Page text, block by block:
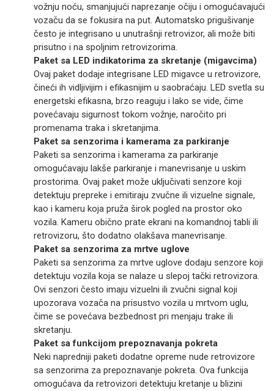
vožnju noću, smanjujući naprezanje očiju i omogućavajući
vozaču da se fokusira na put. Automatsko prigušivanje
često je integrisano u unutrašnji retrovizor, ali može biti
prisutno i na spoljnim retrovizorima.
Paket sa LED indikatorima za skretanje (migavcima)
Ovaj paket dodaje integrisane LED migavce u retrovizore,
čineći ih vidljivijim i efikasnijim u saobraćaju. LED svetla su
energetski efikasna, brzo reaguju i lako se vide, čime
povećavaju sigurnost tokom vožnje, naročito pri
promenama traka i skretanjima.
Paket sa senzorima i kamerama za parkiranje
Paketi sa senzorima i kamerama za parkiranje
omogućavaju lakše parkiranje i manevrisanje u uskim
prostorima. Ovaj paket može uključivati senzore koji
detektuju prepreke i emitiraju zvučne ili vizuelne signale,
kao i kameru koja pruža širok pogled na prostor oko
vozila. Kameru obično prate ekrani na komandnoj tabli ili
retrovizoru, što dodatno olakšava manevrisanje.
Paket sa senzorima za mrtve uglove
Paketi sa senzorima za mrtve uglove dodaju senzore koji
detektuju vozila koja se nalaze u slepoj tački retrovizora.
Ovi senzori često imaju vizuelni ili zvučni signal koji
upozorava vozača na prisustvo vozila u mrtvom uglu,
čime se povećava bezbednost pri menjaju trake ili
skretanju.
Paket sa funkcijom prepoznavanja pokreta
Neki napredniji paketi dodatne opreme nude retrovizore
sa senzorima za prepoznavanje pokreta. Ova funkcija
omogućava da retrovizori detektuju kretanje u blizini